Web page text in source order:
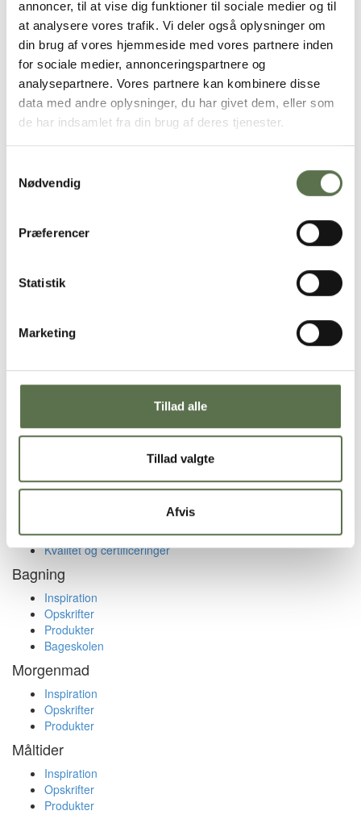
annoncer, til at vise dig funktioner til sociale medier og til
at analysere vores trafik. Vi deler også oplysninger om
din brug af vores hjemmeside med vores partnere inden
for sociale medier, annonceringspartnere og
analysepartnere. Vores partnere kan kombinere disse
data med andre oplysninger, du har givet dem, eller som
de har indsamlet fra din brug af deres tjenester.
Nødvendig
Præferencer
Statistik
Marketing
Tillad alle
Tillad valgte
Afvis
Energi1368 kJ/327 kcal
Fedt 1,5
- heraf mættede fedtsyrer0,2
Kulhydrat50
- heraf sukkerarter 2,5
Kostfibre 11
Protein22
Salt0,15
Valsemøllen A/S
Sandvadsvej 14
Telefon: 7610 3300
Nyheder
Tilmeld nyhedsbrev her
Valsemøllen for fagfolk
Kvalitet og certificeringer
Bagning
Inspiration
Opskrifter
Produkter
Bageskolen
Morgenmad
Inspiration
Opskrifter
Produkter
Måltider
Inspiration
Opskrifter
Produkter